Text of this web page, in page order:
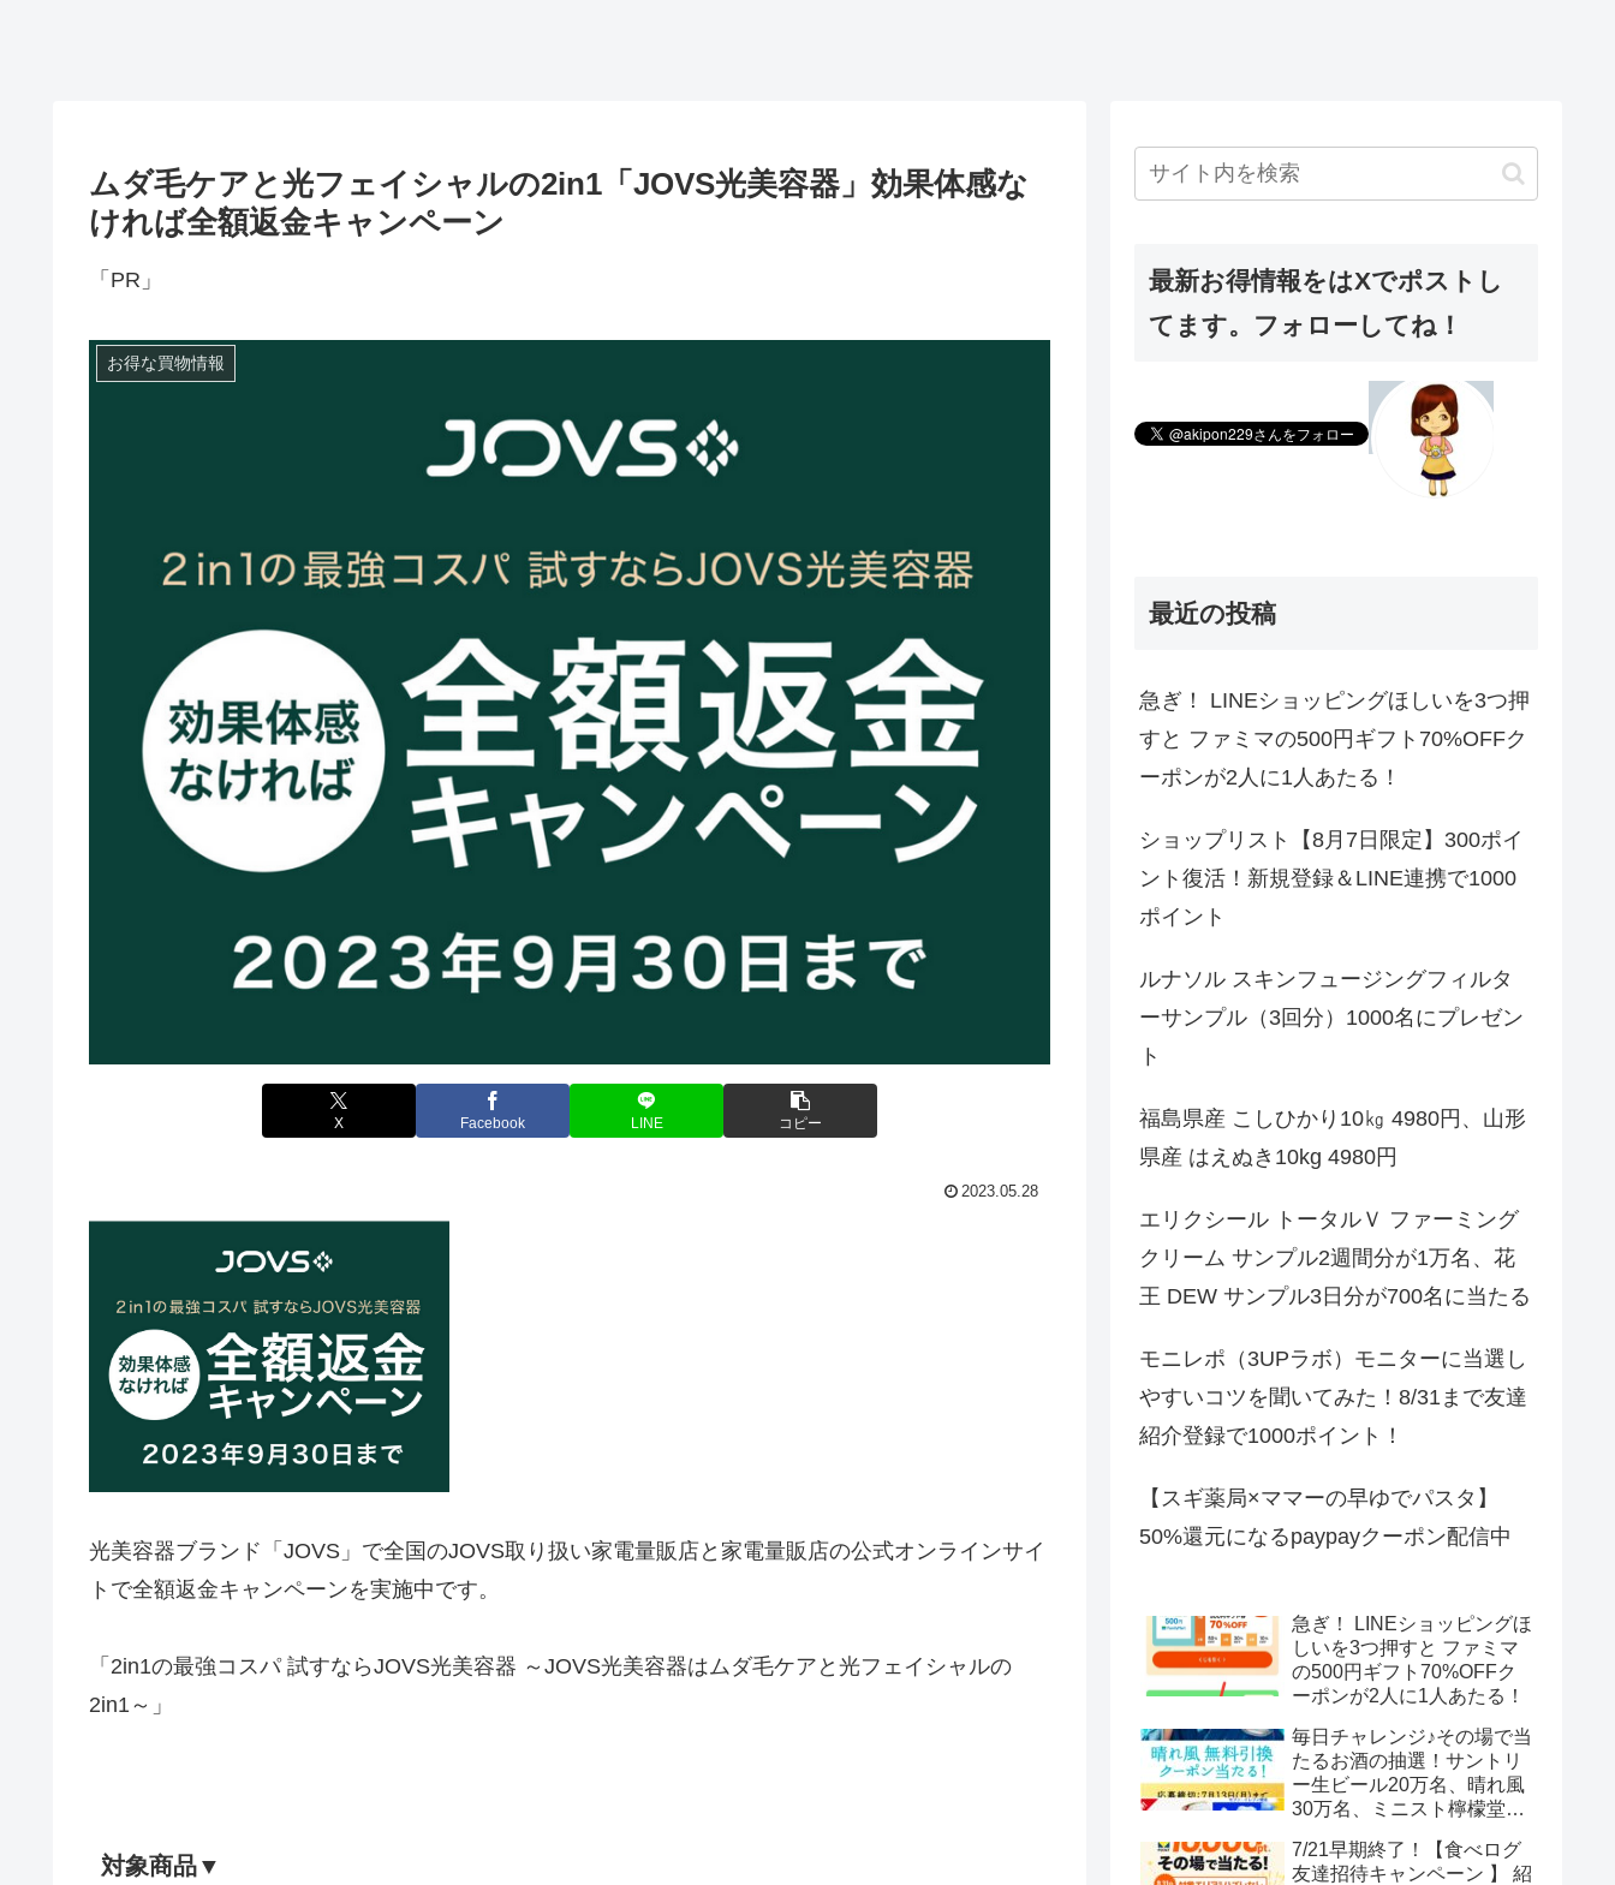
ムダ毛ケアと光フェイシャルの2in1「JOVS光美容器」効果体感な
ければ全額返金キャンペーン
「PR」
お得な買物情報
X Facebook LINE コピー
2023.05.28
光美容器ブランド「JOVS」で全国のJOVS取り扱い家電量販店と家電量販店の公式オンラインサイ
トで全額返金キャンペーンを実施中です。
「2in1の最強コスパ 試すならJOVS光美容器 ～JOVS光美容器はムダ毛ケアと光フェイシャルの
2in1～」
対象商品▼
最新お得情報をはXでポストし
てます。フォローしてね！
最近の投稿
急ぎ！ LINEショッピングほしいを3つ押
すと ファミマの500円ギフト70%OFFク
ーポンが2人に1人あたる！
ショップリスト【8月7日限定】300ポイ
ント復活！新規登録＆LINE連携で1000
ポイント
ルナソル スキンフュージングフィルタ
ーサンプル（3回分）1000名にプレゼン
ト
福島県産 こしひかり10㎏ 4980円、山形
県産 はえぬき10kg 4980円
エリクシール トータルＶ ファーミング
クリーム サンプル2週間分が1万名、花
王 DEW サンプル3日分が700名に当たる
モニレポ（3UPラボ）モニターに当選し
やすいコツを聞いてみた！8/31まで友達
紹介登録で1000ポイント！
【スギ薬局×ママーの早ゆでパスタ】
50%還元になるpaypayクーポン配信中
急ぎ！ LINEショッピングほ
しいを3つ押すと ファミマ
の500円ギフト70%OFFク
ーポンが2人に1人あたる！
毎日チャレンジ♪その場で当
たるお酒の抽選！サントリ
ー生ビール20万名、晴れ風
30万名、ミニスト檸檬堂2
ボール12.3万名
7/21早期終了！【食べログ
友達招待キャンペーン 】 紹